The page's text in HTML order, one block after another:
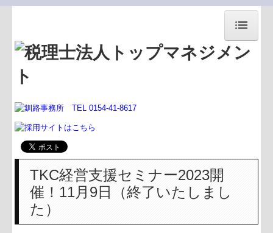
税法)トップマネジメント
事務所案内
事務所紹介
代表あいさつ
経営理念
交通案内
お知らせ
関連リンク
TKC経営支援セミナー2023開
催！11月9日（終了いたしまし
た）